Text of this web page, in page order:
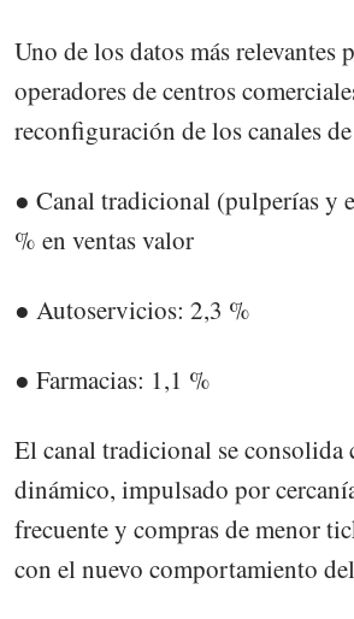
Uno de los datos más relevantes
operadores de centros
reconfiguración de los canales
● Canal tradicional (pulperías y
% en ventas valor
● Autoservicios: 2,3 %
● Farmacias: 1,1 %
El canal tradicional se consolida
dinámico, impulsado por
frecuente y compras de menor
con el nuevo comportamiento